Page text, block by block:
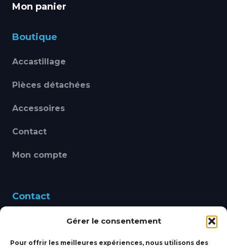
Gérer le consentement
Pour offrir les meilleures expériences, nous utilisons des
Mon panier
Boutique
Accastillage
Pièces détachées
Accessoires
Contact
Mon compte
Contact
460 Avenue Alain Le